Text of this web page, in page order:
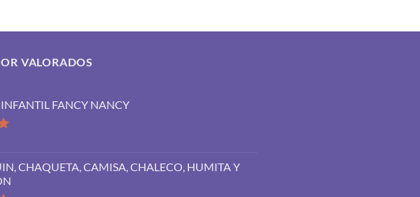
VALORADOS
FANCY NANCY
CHAQUETA, CAMISA, CHALECO, HUMITA Y